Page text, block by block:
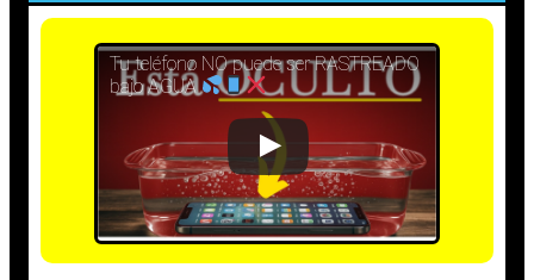
Tu teléfono NO puede ser RASTREADO
bajo AGUA